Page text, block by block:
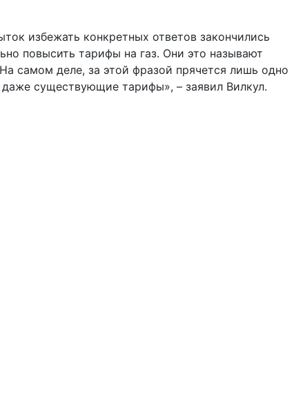
избежать конкретных ответов закончились
повысить тарифы на газ. Они это называют
самом деле, за этой фразой прячется лишь одно
существующие тарифы», – заявил Вилкул.